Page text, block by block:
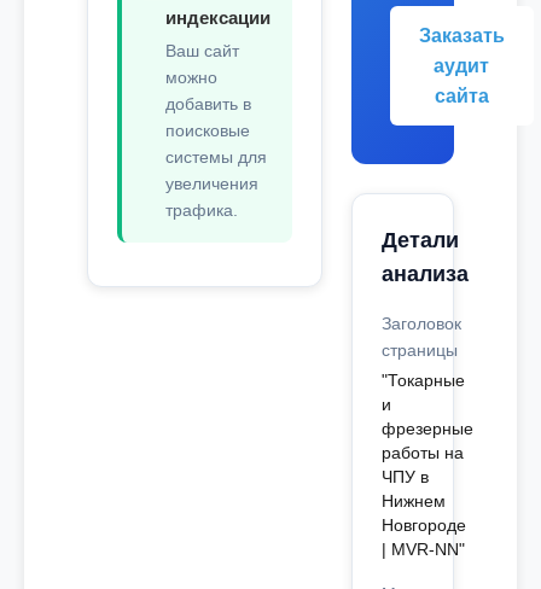
индексации
Ваш сайт
можно
добавить в
поисковые
системы для
увеличения
трафика.
Заказать
аудит
сайта
Детали
анализа
Заголовок
страницы
"Токарные
и
фрезерные
работы на
ЧПУ в
Нижнем
Новгороде
| MVR-NN"